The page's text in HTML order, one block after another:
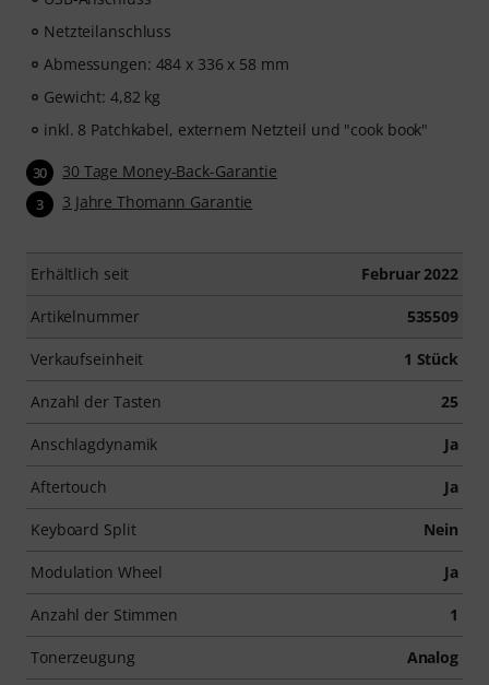
Netzteilanschluss
Abmessungen: 484 x 336 x 58 mm
Gewicht: 4,82 kg
inkl. 8 Patchkabel, externem Netzteil und "cook book"
30 30 Tage Money-Back-Garantie
3 3 Jahre Thomann Garantie
Erhältlich seit Februar 2022
Artikelnummer 535509
Verkaufseinheit 1 Stück
Anzahl der Tasten 25
Anschlagdynamik Ja
Aftertouch Ja
Keyboard Split Nein
Modulation Wheel Ja
Anzahl der Stimmen 1
Tonerzeugung Analog